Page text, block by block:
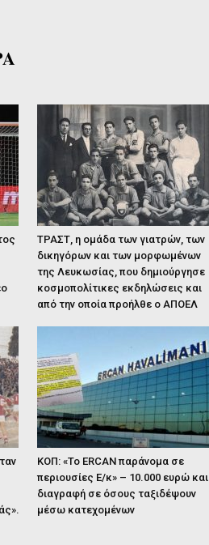
ΤΡΑΣΤ, η ομάδα των γιατρών, των
δικηγόρων και των μορφωμένων
της Λευκωσίας, που δημιούργησε
κοσμοπολίτικες εκδηλώσεις και
από την οποία προήλθε ο ΑΠΟΕΛ
ΚΟΠ: «Το ERCAN παράνομα σε
περιουσίες Ε/κ» – 10.000 ευρώ και
διαγραφή σε όσους ταξιδέψουν
μέσω κατεχομένων